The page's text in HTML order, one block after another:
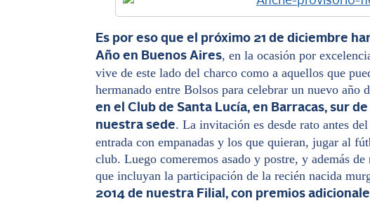
Es por eso que el próximo 21 de diciembre
Año en Buenos Aires, en la ocasión por
vive de este lado del charco como a aquellos que
hermanado entre Bolsos para celebrar un nuevo año
en el Club de Santa Lucía, en Barracas, sur
nuestra sede. La invitación es desde rato antes
entrada con empanadas y los que quieran, jugar al
club. Luego comeremos asado y postre, y además
que incluyan la participación de la recién nacida
2014 de nuestra Filial, con premios